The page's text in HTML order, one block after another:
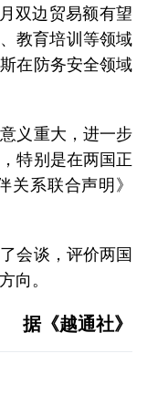
双边贸易额有望
教育培训等领域
在防务安全领域
义重大，进一步
特别是在两国正
关系联合声明》
会谈，评价两国
向。
据《越通社》